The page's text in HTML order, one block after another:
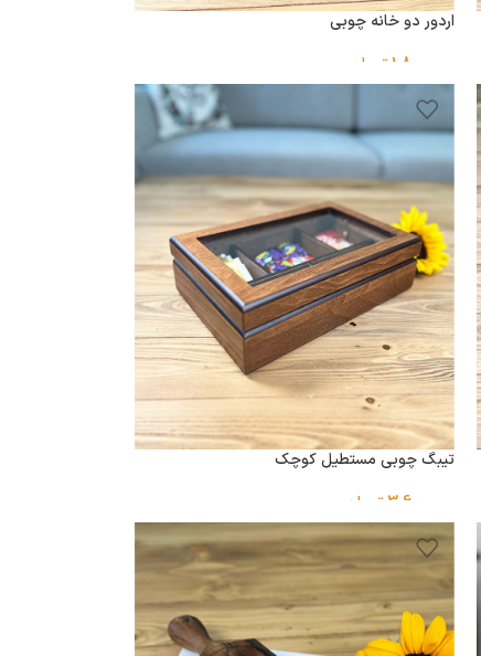
اردور دو خانه چوبی
1,800,000تومان
تیبگ چوبی مستطیل کوچک
3,600,000 تومان